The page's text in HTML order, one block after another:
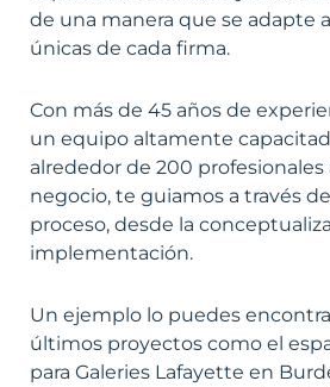
de una manera que se adapte
únicas de cada firma.
Con más de 45 años de
un equipo altamente
alrededor de 200 profesionales
negocio, te guiamos a través
proceso, desde la
implementación.
Un ejemplo lo puedes
últimos proyectos como el
para Galeries Lafayette en